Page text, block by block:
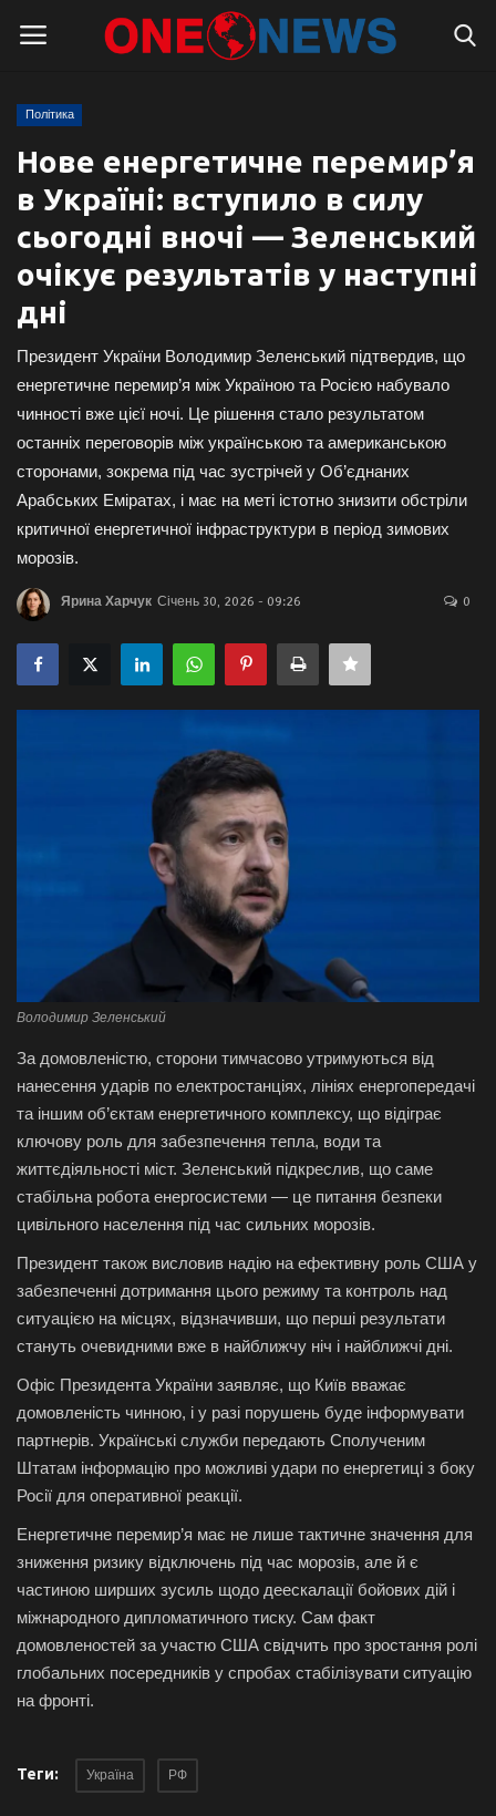
Головна
Контакти
Про нас
Підтримати проєкт
Правила для блогерів
Суспільство
Галерея
Політика
Економіка
Технології
English
Політика
Нове енергетичне перемир’я
в Україні: вступило в силу
сьогодні вночі — Зеленський
очікує результатів у наступні
дні
Президент України Володимир Зеленський підтвердив, що
енергетичне перемир’я між Україною та Росією набувало
чинності вже цієї ночі. Це рішення стало результатом
останніх переговорів між українською та американською
сторонами, зокрема під час зустрічей у Об’єднаних
Арабських Еміратах, і має на меті істотно знизити обстріли
критичної енергетичної інфраструктури в період зимових
морозів.
Ярина Харчук Січень 30, 2026 - 09:26 0
Володимир Зеленський
За домовленістю, сторони тимчасово утримуються від
нанесення ударів по електростанціях, лініях енергопередачі
та іншим об’єктам енергетичного комплексу, що відіграє
ключову роль для забезпечення тепла, води та
життєдіяльності міст. Зеленський підкреслив, що саме
стабільна робота енергосистеми — це питання безпеки
цивільного населення під час сильних морозів.
Президент також висловив надію на ефективну роль США у
забезпеченні дотримання цього режиму та контроль над
ситуацією на місцях, відзначивши, що перші результати
стануть очевидними вже в найближчу ніч і найближчі дні.
Офіс Президента України заявляє, що Київ вважає
домовленість чинною, і у разі порушень буде інформувати
партнерів. Українські служби передають Сполученим
Штатам інформацію про можливі удари по енергетиці з боку
Росії для оперативної реакції.
Енергетичне перемир’я має не лише тактичне значення для
зниження ризику відключень під час морозів, але й є
частиною ширших зусиль щодо деескалації бойових дій і
міжнародного дипломатичного тиску. Сам факт
домовленостей за участю США свідчить про зростання ролі
глобальних посередників у спробах стабілізувати ситуацію
на фронті.
Теги: Україна РФ